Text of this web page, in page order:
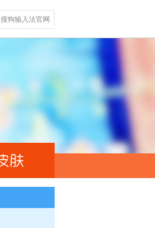
搜狗输入法官网